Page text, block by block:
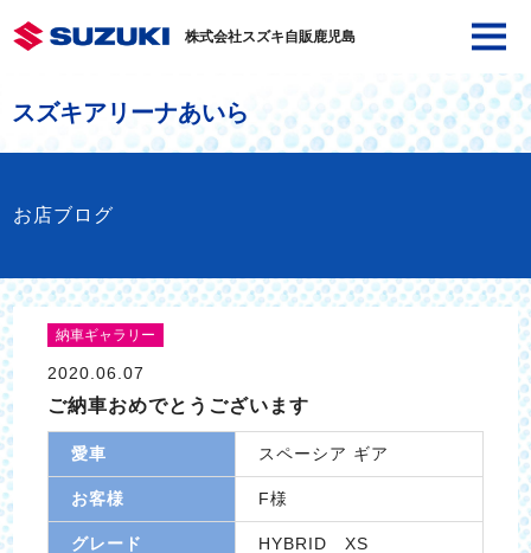
株式会社スズキ自販鹿児島
スズキアリーナあいら
お店ブログ
納車ギャラリー
2020.06.07
ご納車おめでとうございます
愛車 スペーシア ギア
お客様 F様
グレード HYBRID XS